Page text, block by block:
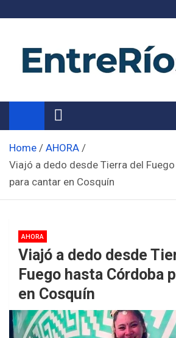
Noticias de Entre
Información de toda la provincia ahora
Home
AHORA
Viajó a dedo desde Tierra del
para cantar en Cosquín
AHORA
Viajó a dedo desde
Fuego hasta Córdoba
en Cosquín